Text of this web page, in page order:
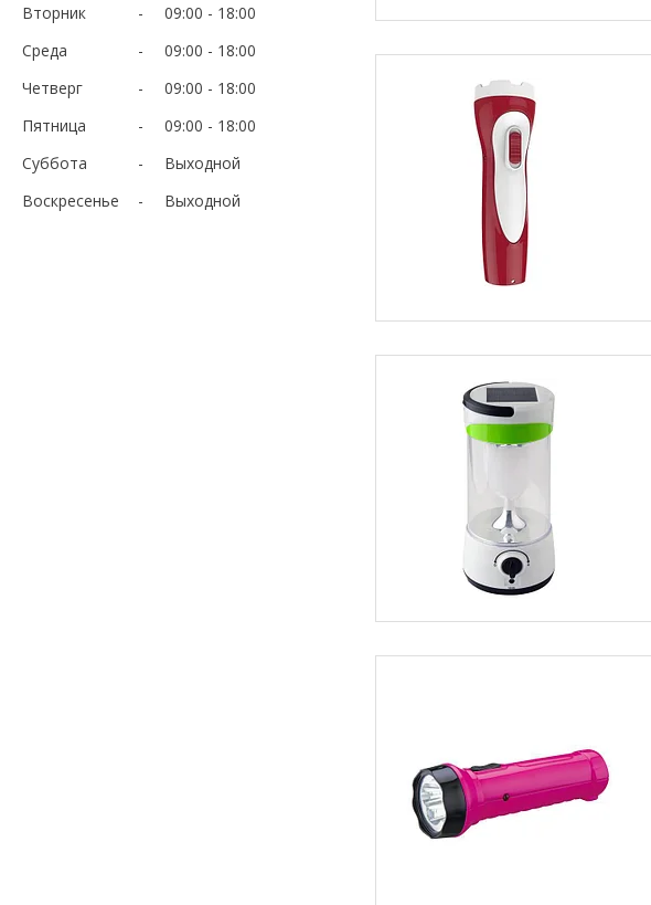
Вторник
09:00
18:00
Среда
09:00
18:00
Четверг
09:00
18:00
Пятница
09:00
18:00
Суббота
Выходной
Воскресенье
Выходной